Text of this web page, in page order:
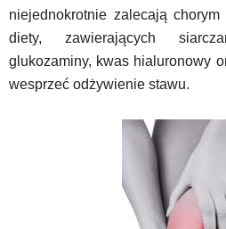
niejednokrotnie zalecają
diety, zawierających
glukozaminy, kwas hialuronowy
wesprzeć odżywienie stawu.